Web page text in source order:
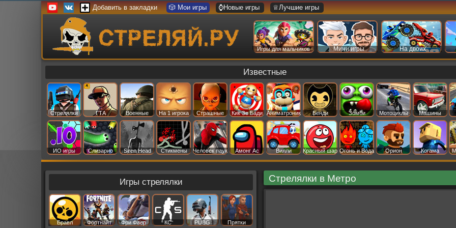
Добавить в закладки 🎲 Мои игры ⌚Новые игры ♕Лучшие игры
Игры для мальчиков Мини игры На двоих
Известные
Стрелялки ГТА Военные На 1 игрока Страшные Кик Зе Бади Аниматроник Бенди Зомби Мотоциклы Машины
ИО игры Слизарио Siren Head Стикмены Человек паук Амонг Ас Вилли Красный шар Огонь и Вода Орион Когама
Стрелялки в Метро
Игры стрелялки
Бравл
Фортнайт Фри Фаер КС PUBG Прятки